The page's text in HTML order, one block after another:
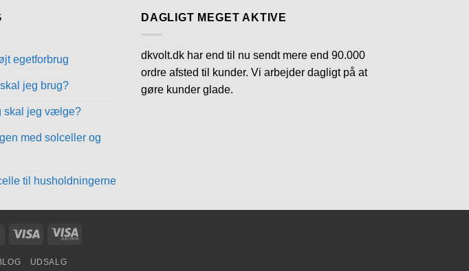
egetforbrug
jeg brug?
skal jeg vælge?
med solceller og
til husholdningerne
DAGLIGT MEGET AKTIVE
dkvolt.dk har end til nu sendt mere end 90.000
ordre afsted til kunder. Vi arbejder dagligt på at
gøre kunder glade.
MasterCardVisa
Visa
UDSALG